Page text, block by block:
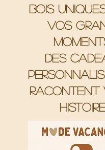
bois
vos
Des
racontent